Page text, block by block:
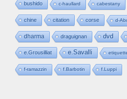
bushido c-haullard cabestany
chine citation corse d-
dharma draguignan dvd
e.Grousilliat e.Savalli
f-ramazzin f.Barbotin f.Luppi